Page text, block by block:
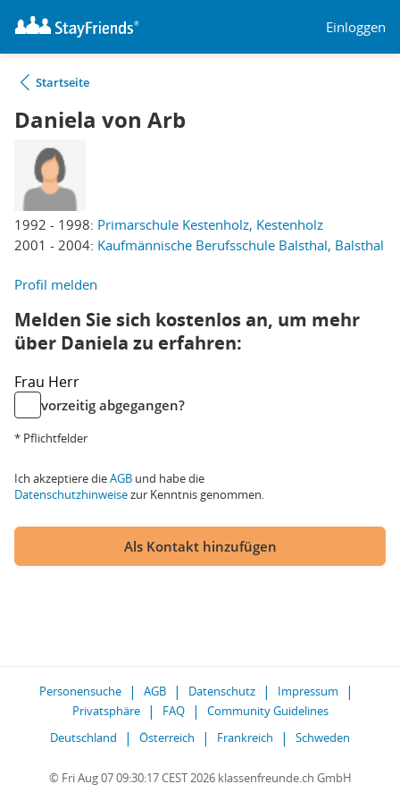
Einloggen
Startseite
Daniela von Arb
1992 - 1998: Primarschule Kestenholz, Kestenholz
2001 - 2004: Kaufmännische Berufsschule Balsthal, Balsthal
Profil melden
Melden Sie sich kostenlos an, um mehr
über Daniela zu erfahren:
Frau Herr
vorzeitig abgegangen?
* Pflichtfelder
Ich akzeptiere dieAGB und habe die
Datenschutzhinweisezur Kenntnis genommen.
Als Kontakt hinzufügen
Personensuche AGB Datenschutz
Impressum
Privatsphäre
FAQ
Community Guidelines
Deutschland
Österreich Frankreich Schweden
© Fri Aug 07 09:30:17 CEST 2026 klassenfreunde.ch GmbH